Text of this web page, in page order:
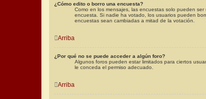
¿Cómo edito o borro una encuesta?
Como en los mensajes, las encuestas solo pueden
encuesta. Si nadie ha votado, los usuarios pueden
encuestas sean cambiadas a mitad de la votación.
Arriba
¿Por qué no se puede acceder a algún foro?
Algunos foros pueden estar limitados para ciertos
le conceda el permiso adecuado.
Arriba